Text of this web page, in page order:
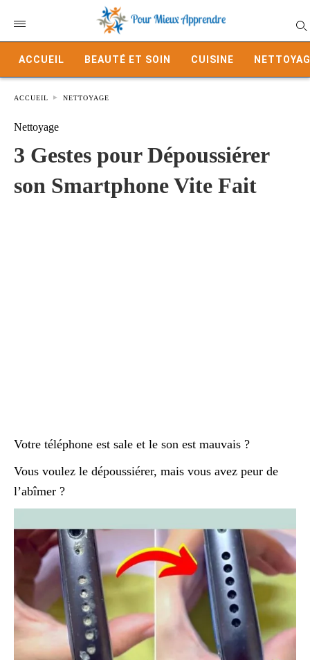
ACCUEIL BEAUTÉ ET SOIN CUISINE
ACCUEIL NETTOYAGE
Nettoyage
3 Gestes pour Dépoussiérer
son Smartphone Vite Fait
Votre téléphone est sale et le son est mauvais ?
Vous voulez le dépoussiérer, mais vous avez peur de
l’abîmer ?